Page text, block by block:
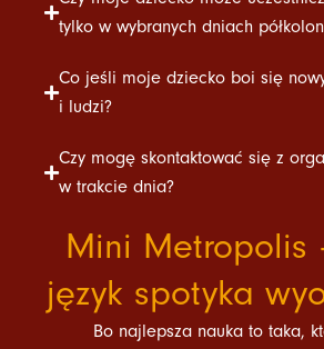
tylko w wybranych dniach
Co jeśli moje dziecko boi się
i ludzi?
Czy mogę skontaktować się z
w trakcie dnia?
Mini Metropolis
język spotyka
Bo najlepsza nauka to taka,